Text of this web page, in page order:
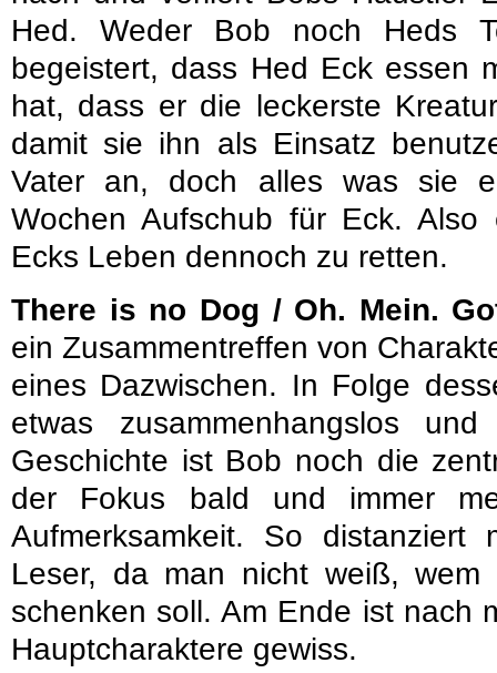
Hed. Weder Bob noch Heds
begeistert, dass Hed Eck essen
hat, dass er die leckerste
damit sie ihn als Einsatz
Vater an, doch alles was sie
Wochen Aufschub für Eck.
Ecks Leben dennoch zu retten.
There is no Dog / Oh. Mein.
ein Zusammentreffen von
eines Dazwischen. In Folge
etwas zusammenhangslos
Geschichte ist Bob noch die
der Fokus bald und immer
Aufmerksamkeit. So
Leser, da man nicht weiß, wem
schenken soll. Am Ende ist nach
Hauptcharaktere gewiss.